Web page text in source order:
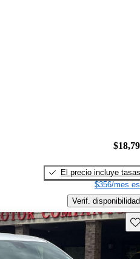
El precio incluye tasas
$356/mes
Verif. disponibilidad